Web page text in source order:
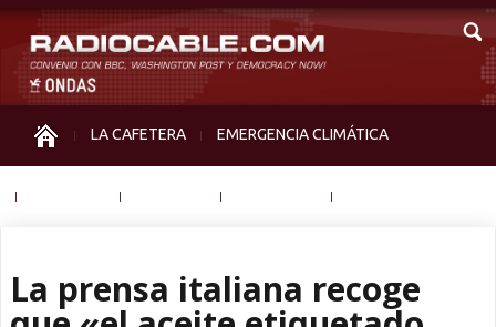
LA CAFETERA EMERGENCIA CLIMÁTICA
La prensa italiana recoge